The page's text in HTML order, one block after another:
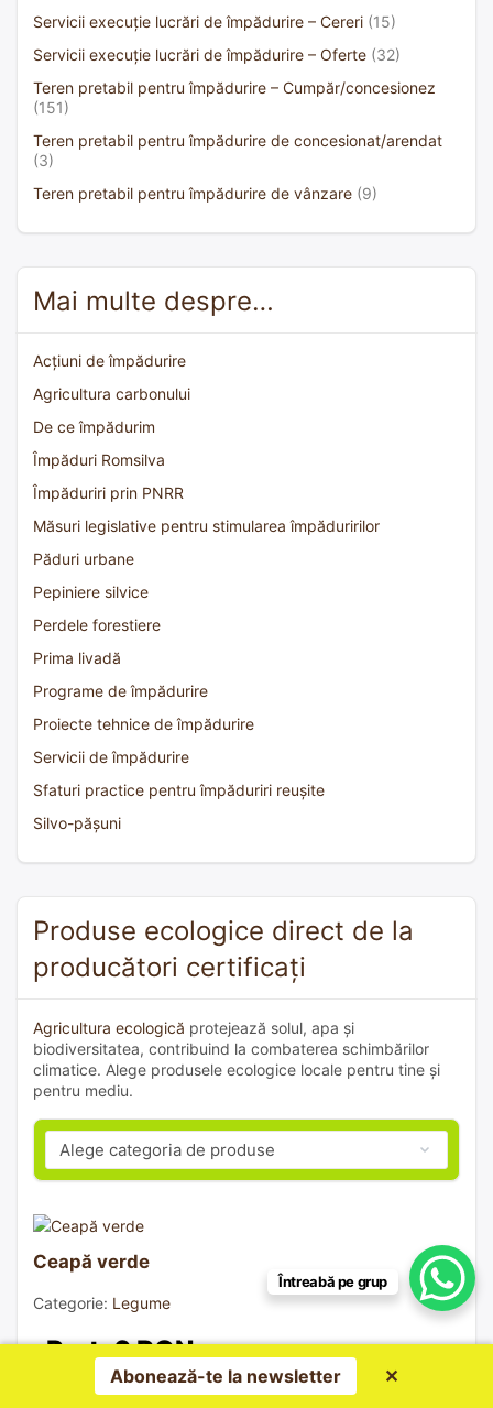
Servicii execuție lucrări de împădurire – Cereri (15)
Servicii execuție lucrări de împădurire – Oferte (32)
Teren pretabil pentru împădurire – Cumpăr/concesionez
(151)
Teren pretabil pentru împădurire de concesionat/arendat
(3)
Teren pretabil pentru împădurire de vânzare (9)
Mai multe despre…
Acțiuni de împădurire
Agricultura carbonului
De ce împădurim
Împăduri Romsilva
Împăduriri prin PNRR
Măsuri legislative pentru stimularea împăduririlor
Păduri urbane
Pepiniere silvice
Perdele forestiere
Prima livadă
Programe de împădurire
Proiecte tehnice de împădurire
Servicii de împădurire
Sfaturi practice pentru împăduriri reușite
Silvo-pășuni
Produse ecologice direct de la
producători certificați
Agricultura ecologică protejează solul, apa și
biodiversitatea, contribuind la combaterea schimbărilor
climatice. Alege produsele ecologice locale pentru tine și
pentru mediu.
Ceapă verde
Categorie: Legume
Preț: 6 RON
Produs și vândut de:Gheorghe Cezar Alexandru P.F.A.
Abonează-te la newsletter ✕
Întreabă pe grup